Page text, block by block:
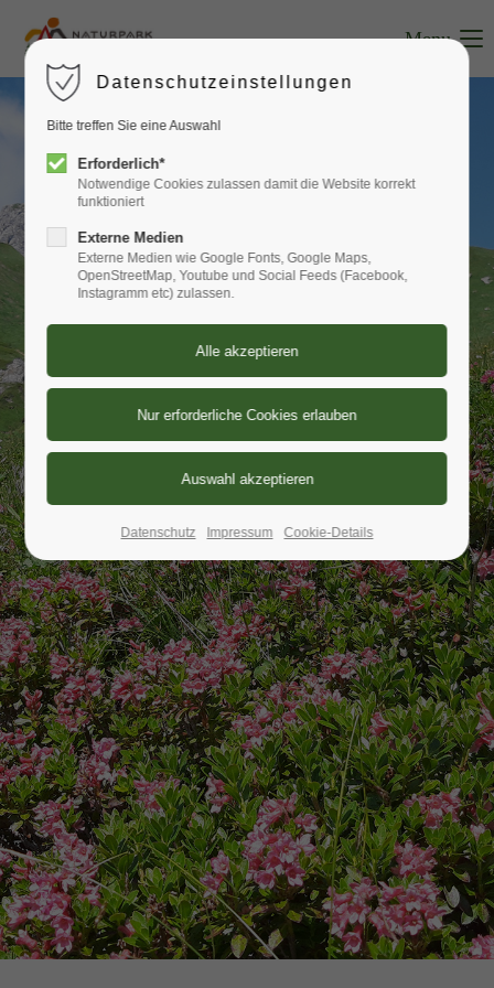
Login
Register|Lost your password?
Support
Lorem ipsum dolor sit amet:
24h/ 365days
We offer support for our customers
Mon - Fri 8:00am - 5:00pm(GMT +1)
Get in touch
Cybersteel Inc.
376-293 City Road, Suite 600
San Francisco, CA 94102
Have any questions?
Menu
Datenschutzeinstellungen
Bitte treffen Sie eine Auswahl
Erforderlich*
Notwendige Cookies zulassen damit die Website korrekt
funktioniert
Externe Medien
Externe Medien wie Google Fonts, Google Maps,
OpenStreetMap, Youtube und Social Feeds (Facebook,
Instagramm etc) zulassen.
Datenschutz Impressum Cookie-Details